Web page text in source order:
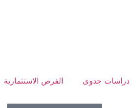
دراسات جدوى الفرص الاستثمارية